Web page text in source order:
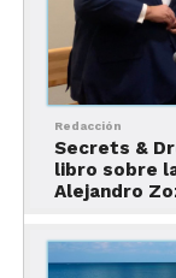
Cuenta
ultra
una
balcón
todos
horas.
Redacción
Secrets &
libro sobre
Alejandro